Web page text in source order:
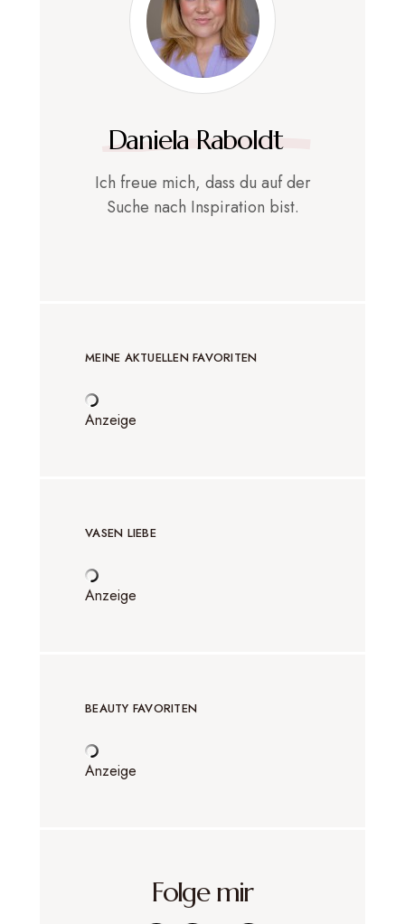
Daniela Raboldt
Ich freue mich, dass du auf der
Suche nach Inspiration bist.
MEINE AKTUELLEN FAVORITEN
Anzeige
VASEN LIEBE
Anzeige
BEAUTY FAVORITEN
Anzeige
Folge mir